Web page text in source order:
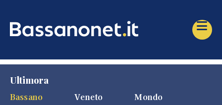
Ultimora
Bassano
Veneto Mondo